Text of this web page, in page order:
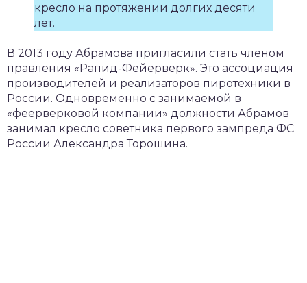
кресло на протяжении долгих десяти
лет.
В 2013 году Абрамова пригласили стать членом
правления «Рапид-Фейерверк». Это ассоциация
производителей и реализаторов пиротехники в
России. Одновременно с занимаемой в
«феерверковой компании» должности Абрамов
занимал кресло советника первого зампреда ФС
России Александра Торошина.